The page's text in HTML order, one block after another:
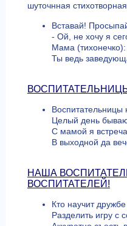
шуточнная
Вставай!
- Ой, не хочу я
Мама
Ты ведь
Воспитательницы
Целый день
С мамой я
В выходной да
НАША
ВОСПИТАТЕЛЕЙ!
Кто научит дружбе
Разделить игру с